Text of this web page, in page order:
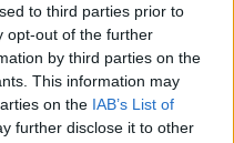
to third parties prior to
opt-out of the further
by third parties on the
This information may
on the IAB’s List of
further disclose it to other
διακοπής που θα
Τι αναφέρει
ηθοποιού. Δεν θα
Φιλιππίδης κατά την